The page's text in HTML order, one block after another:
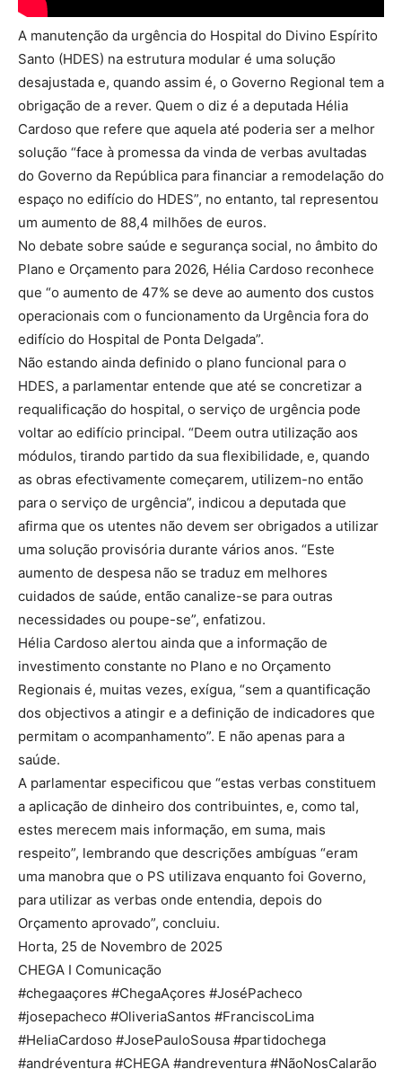
A manutenção da urgência do Hospital do Divino Espírito
Santo (HDES) na estrutura modular é uma solução
desajustada e, quando assim é, o Governo Regional tem a
obrigação de a rever. Quem o diz é a deputada Hélia
Cardoso que refere que aquela até poderia ser a melhor
solução “face à promessa da vinda de verbas avultadas
do Governo da República para financiar a remodelação do
espaço no edifício do HDES”, no entanto, tal representou
um aumento de 88,4 milhões de euros.
No debate sobre saúde e segurança social, no âmbito do
Plano e Orçamento para 2026, Hélia Cardoso reconhece
que “o aumento de 47% se deve ao aumento dos custos
operacionais com o funcionamento da Urgência fora do
edifício do Hospital de Ponta Delgada”.
Não estando ainda definido o plano funcional para o
HDES, a parlamentar entende que até se concretizar a
requalificação do hospital, o serviço de urgência pode
voltar ao edifício principal. “Deem outra utilização aos
módulos, tirando partido da sua flexibilidade, e, quando
as obras efectivamente começarem, utilizem-no então
para o serviço de urgência”, indicou a deputada que
afirma que os utentes não devem ser obrigados a utilizar
uma solução provisória durante vários anos. “Este
aumento de despesa não se traduz em melhores
cuidados de saúde, então canalize-se para outras
necessidades ou poupe-se”, enfatizou.
Hélia Cardoso alertou ainda que a informação de
investimento constante no Plano e no Orçamento
Regionais é, muitas vezes, exígua, “sem a quantificação
dos objectivos a atingir e a definição de indicadores que
permitam o acompanhamento”. E não apenas para a
saúde.
A parlamentar especificou que “estas verbas constituem
a aplicação de dinheiro dos contribuintes, e, como tal,
estes merecem mais informação, em suma, mais
respeito”, lembrando que descrições ambíguas “eram
uma manobra que o PS utilizava enquanto foi Governo,
para utilizar as verbas onde entendia, depois do
Orçamento aprovado”, concluiu.
Horta, 25 de Novembro de 2025
CHEGA I Comunicação
#chegaaçores #ChegaAçores #JoséPacheco
#josepacheco #OliveriaSantos #FranciscoLima
#HeliaCardoso #JosePauloSousa #partidochega
#andréventura #CHEGA #andreventura #NãoNosCalarão